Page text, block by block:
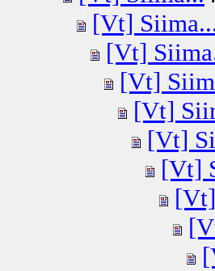
[Vt]
[Vt]
[Vt]
[Vt]
[Vt]
[Vt]